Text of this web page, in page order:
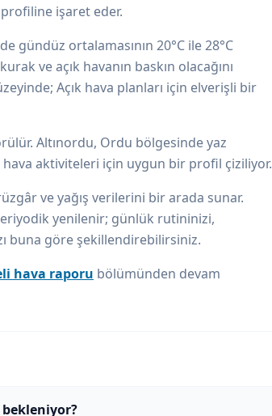
işaret eder.
gündüz ortalamasının 20°C ile 28°C
ve açık havanın baskın olacağını
Açık hava planları için elverişli bir
Altınordu, Ordu bölgesinde yaz
aktiviteleri için uygun bir profil çiziliyor.
ve yağış verilerini bir arada sunar.
yenilenir; günlük rutininizi,
buna göre şekillendirebilirsiniz.
hava raporu bölümünden devam